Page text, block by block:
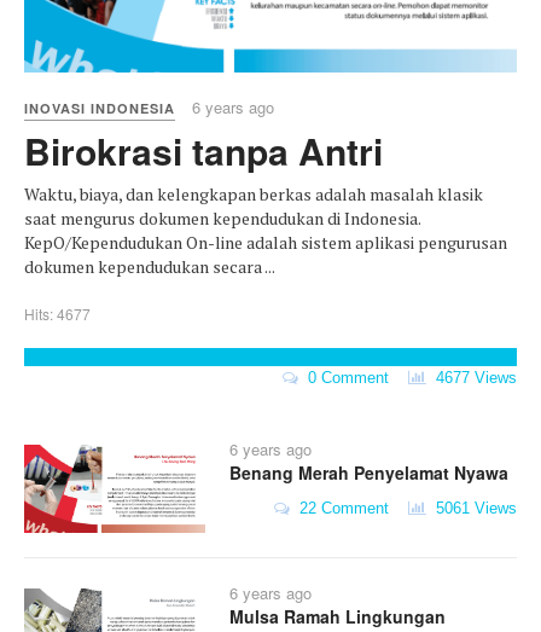
INOVASI INDONESIA 6 years ago
Birokrasi tanpa Antri
Waktu, biaya, dan kelengkapan berkas adalah masalah klasik
saat mengurus dokumen kependudukan di Indonesia.
KepO/Kependudukan On-line adalah sistem aplikasi pengurusan
dokumen kependudukan secara ...
Hits: 4677
0 Comment 4677 Views
6 years ago
Benang Merah Penyelamat Nyawa
22 Comment 5061 Views
6 years ago
Mulsa Ramah Lingkungan